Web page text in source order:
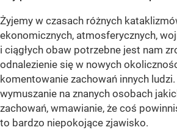
Żyjemy w czasach różnych
ekonomicznych, atmosferycznych,
i ciągłych obaw potrzebne jest nam
odnalezienie się w nowych
komentowanie zachowań innych ludzi.
wymuszanie na znanych osobach
zachowań, wmawianie, że coś
to bardzo niepokojące zjawisko.